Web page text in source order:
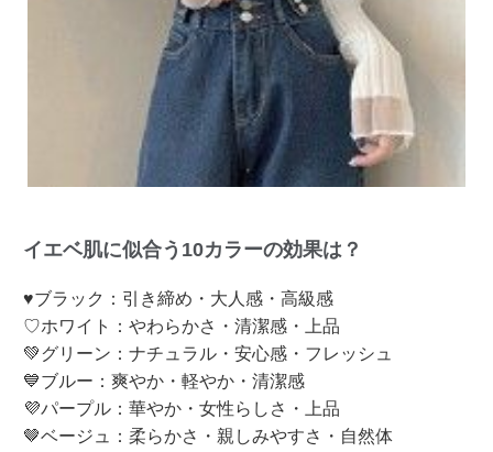
イエベ肌に似合う10カラーの効果は？
♥ブラック：引き締め・大人感・高級感
♡ホワイト：やわらかさ・清潔感・上品
💚グリーン：ナチュラル・安心感・フレッシュ
💙ブルー：爽やか・軽やか・清潔感
💜パープル：華やか・女性らしさ・上品
🤎ベージュ：柔らかさ・親しみやすさ・自然体